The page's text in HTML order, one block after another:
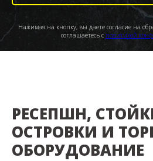
Нажимая на кнопку, вы даете согласие на
соглашаетесь c политикой
РЕСЕПШН,
ОСТРОВКИ И
ОБОРУДОВАНИЕ